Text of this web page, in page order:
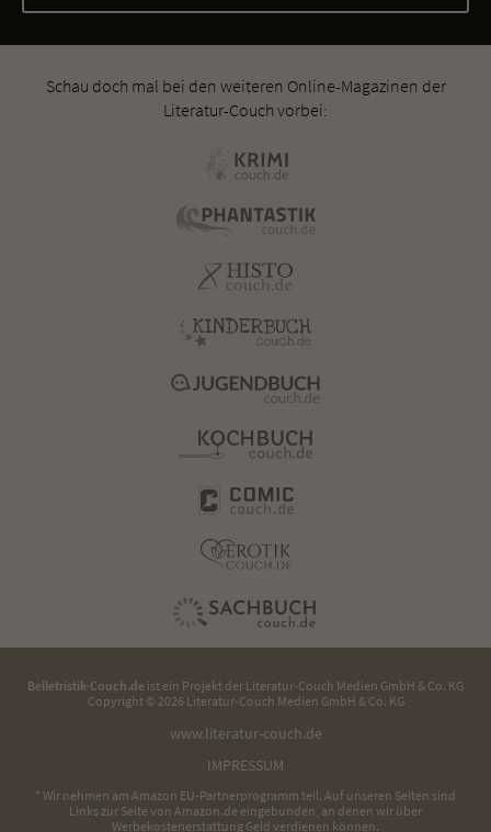
Schau doch mal bei den weiteren Online-Magazinen der
Literatur-Couch vorbei:
Belletristik-Couch.de ist ein Projekt der Literatur-Couch Medien GmbH & Co. KG
Copyright © 2026 Literatur-Couch Medien GmbH & Co. KG
www.literatur-couch.de
IMPRESSUM
* Wir nehmen am Amazon EU-Partnerprogramm teil. Auf unseren Seiten sind
Links zur Seite von Amazon.de eingebunden, an denen wir über
Werbekostenerstattung Geld verdienen können.